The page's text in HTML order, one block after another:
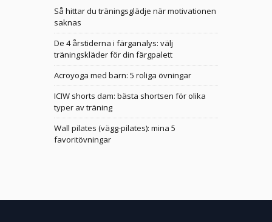
Så hittar du träningsglädje när motivationen
saknas
De 4 årstiderna i färganalys: välj
träningskläder för din färgpalett
Acroyoga med barn: 5 roliga övningar
ICIW shorts dam: bästa shortsen för olika
typer av träning
Wall pilates (vägg-pilates): mina 5
favoritövningar